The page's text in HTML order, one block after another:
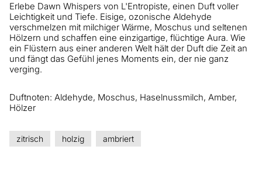
Erlebe Dawn Whispers von L'Entropiste, einen Duft voller
Leichtigkeit und Tiefe. Eisige, ozonische Aldehyde
verschmelzen mit milchiger Wärme, Moschus und seltenen
Hölzern und schaffen eine einzigartige, flüchtige Aura. Wie
ein Flüstern aus einer anderen Welt hält der Duft die Zeit an
und fängt das Gefühl jenes Moments ein, der nie ganz
verging.
Duftnoten: Aldehyde, Moschus, Haselnussmilch, Amber,
Hölzer
zitrisch holzig ambriert